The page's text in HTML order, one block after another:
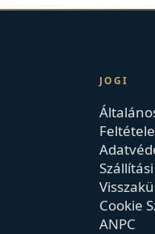
JOGI
Cookie
ANPC